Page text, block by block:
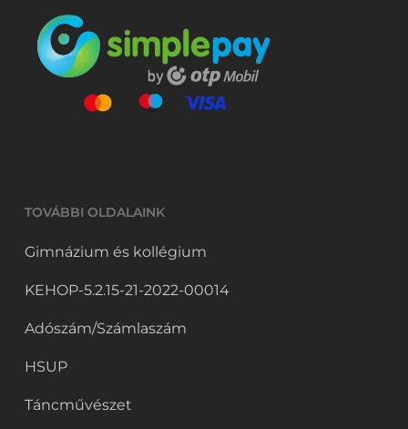
TOVÁBBI OLDALAINK
Gimnázium és kollégium
KEHOP-5.2.15-21-2022-00014
Adószám/Számlaszám
HSUP
Táncművészet